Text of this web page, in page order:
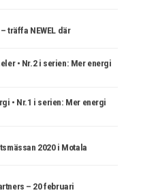
träffa NEWEL där
• Nr.2 i serien: Mer energi
• Nr.1 i serien: Mer energi
2020 i Motala
– 20 februari